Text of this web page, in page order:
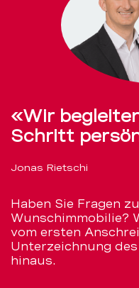
«Wir
Schritt
Jonas Rietschi
Haben Sie Fragen
Wunschimmobilie?
vom ersten
Unterzeichnung
hinaus.